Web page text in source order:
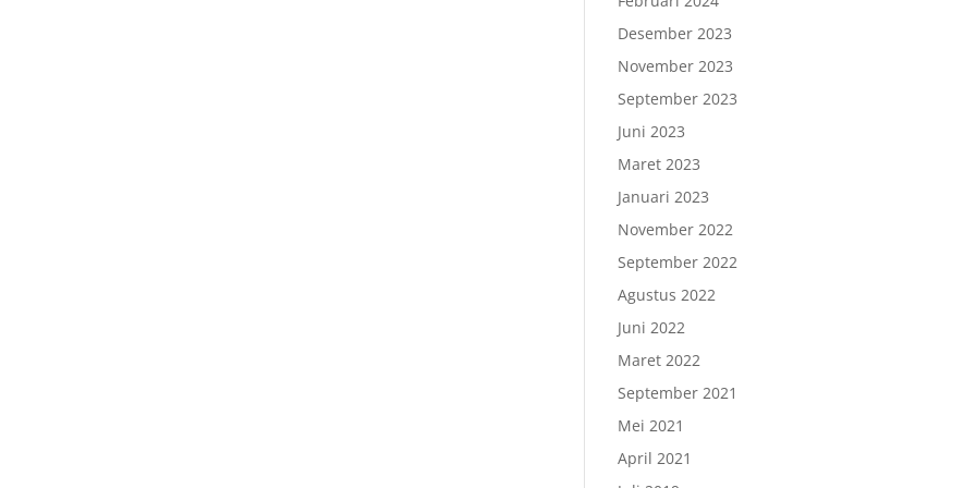
Desember 2023
November 2023
September 2023
Juni 2023
Maret 2023
Januari 2023
November 2022
September 2022
Agustus 2022
Juni 2022
Maret 2022
September 2021
Mei 2021
April 2021